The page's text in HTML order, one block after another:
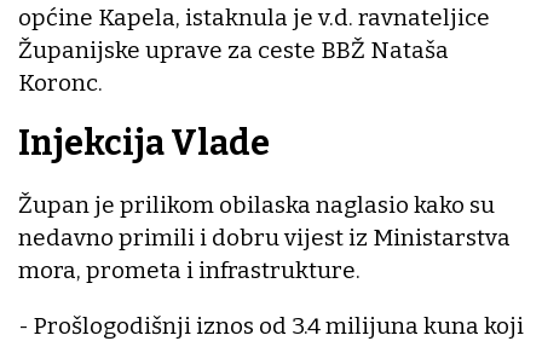
općine Kapela, istaknula je v.d. ravnateljice
Županijske uprave za ceste BBŽ Nataša
Koronc.
Injekcija Vlade
Župan je prilikom obilaska naglasio kako su
nedavno primili i dobru vijest iz Ministarstva
mora, prometa i infrastrukture.
- Prošlogodišnji iznos od 3.4 milijuna kuna koji